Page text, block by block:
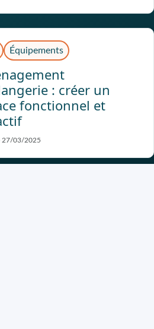
Équipements
: créer un
fonctionnel et
27/03/2025